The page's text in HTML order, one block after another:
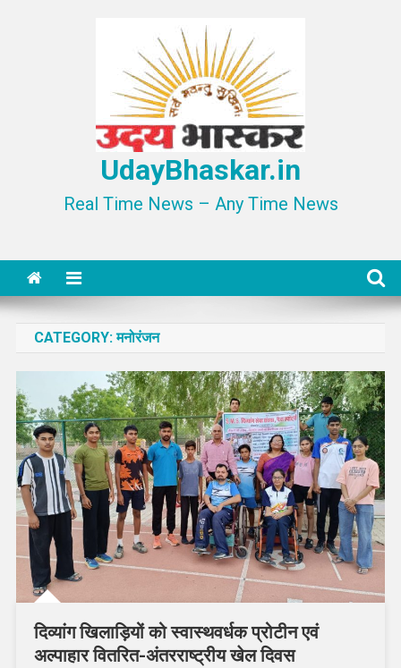
UdayBhaskar.in
Real Time News – Any Time News
CATEGORY:मनोरंजन
दिव्यांग खिलाड़ियों को स्वास्थवर्धक प्रोटीन एवं
अल्पाहार वितरित-अंतरराष्ट्रीय खेल दिवस